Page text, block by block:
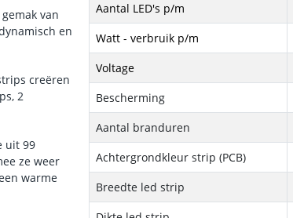
van
en
creëren
2
uit 99
ze weer
warme
Aantal LED's p/m
Watt - verbruik p/m
Voltage
Bescherming
Aantal branduren
Achtergrondkleur strip (PCB)
Breedte led strip